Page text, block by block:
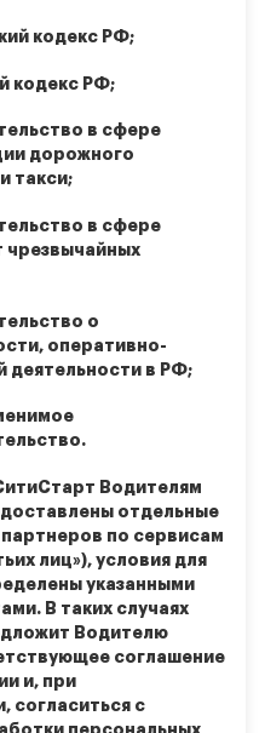
кодекс РФ;
кодекс РФ;
в сфере
дорожного
такси;
в сфере
чрезвычайных
о
оперативно-
деятельности в РФ;
Водителям
отдельные
партнеров по сервисам
лиц»), условия для
указанными
В таких случаях
Водителю
соглашение
и, при
согласиться с
персональных